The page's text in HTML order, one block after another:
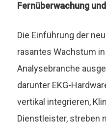
Fernüberwachung
Die Einführung der
rasantes Wachstum in
Analysebranche
darunter EKG-
vertikal integrieren,
Dienstleister, streben